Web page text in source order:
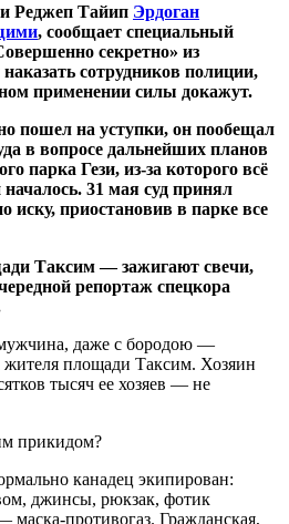
Реджеп Тайип Эрдоган
, сообщает специальный
секретно» из
сотрудников полиции,
применении силы докажут.
пошел на уступки, он пообещал
в вопросе дальнейших планов
парка Гези, из-за которого всё
31 мая суд принял
иску, приостановив в парке все
Таксим — зажигают свечи,
репортаж спецкора
даже с бородою —
площади Таксим. Хозяин
тысяч ее хозяев — не
прикидом?
канадец экипирован­:
джинсы, рюкзак, фотик
противогаз­. Гражданска­я,